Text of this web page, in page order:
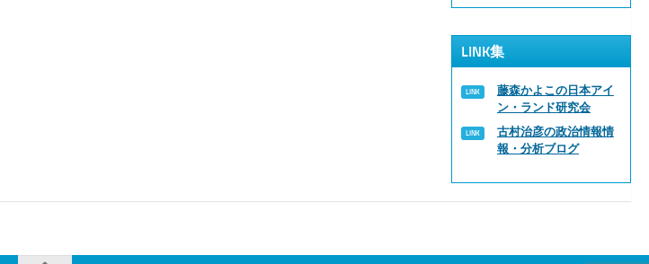
LINK集
藤森かよこの日本アイ
ン・ランド研究会
古村治彦の政治情報情
報・分析ブログ